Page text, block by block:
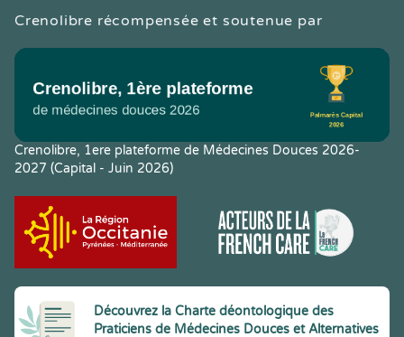
Crenolibre récompensée et soutenue par
Crenolibre, 1ere plateforme de Médecines Douces 2026-
2027 (Capital - Juin 2026)
Découvrez la Charte déontologique des
Praticiens de Médecines Douces et Alternatives